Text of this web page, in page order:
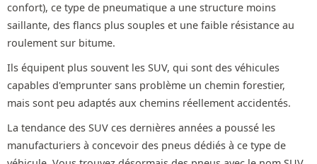
confort), ce type de pneumatique a une structure moins
saillante, des flancs plus souples et une faible résistance au
roulement sur bitume.
Ils équipent plus souvent les SUV, qui sont des véhicules
capables d'emprunter sans problème un chemin forestier,
mais sont peu adaptés aux chemins réellement accidentés.
La tendance des SUV ces dernières années a poussé les
manufacturiers à concevoir des pneus dédiés à ce type de